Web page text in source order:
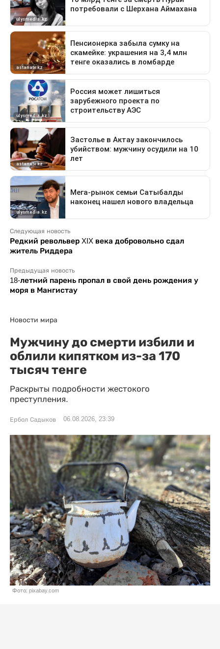
Следующая новость
Редкий револьвер XIX века добровольно сдал
житель Риддера
Предыдущая новость
18-летний парень пропал в свой день рождения у
моря в Мангистау
Новости мира
Мужчину до смерти избили и
облили кипятком из-за 170
тысяч тенге
Раскрыты подробности жестокого
преступления.
Ербол Садыков 06.08.2026, 23:39
Фото: pixabay.com